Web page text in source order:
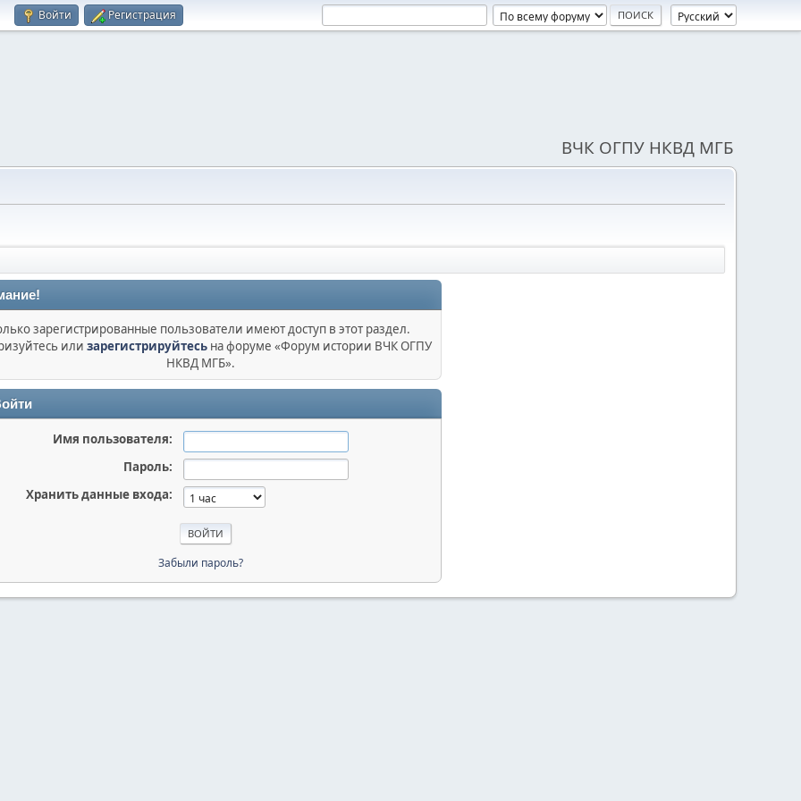
Войти Регистрация
ВЧК ОГПУ НКВД МГБ
зарегистрированные пользователи имеют доступ в этот раздел.
или зарегистрируйтесьна форуме «Форум истории ВЧК ОГПУ
НКВД МГБ».
Имя пользователя:
Пароль:
Хранить данные входа:
Забыли пароль?